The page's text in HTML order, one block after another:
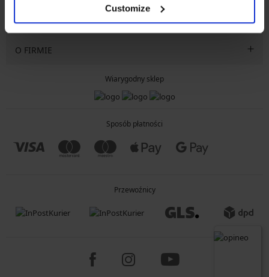
Customize
INFORMACJE OGÓLNE
O FIRMIE
Wiarygodny sklep
Sposób płatności
Przewoźnicy